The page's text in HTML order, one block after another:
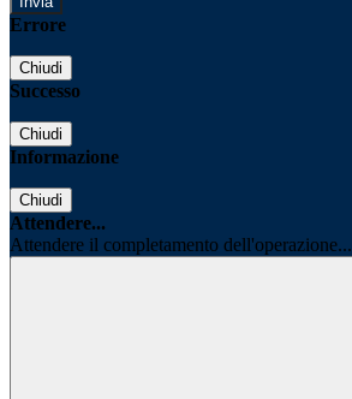
Errore
Chiudi
Successo
Chiudi
Informazione
Chiudi
Attendere...
Attendere il completamento dell'operazione...